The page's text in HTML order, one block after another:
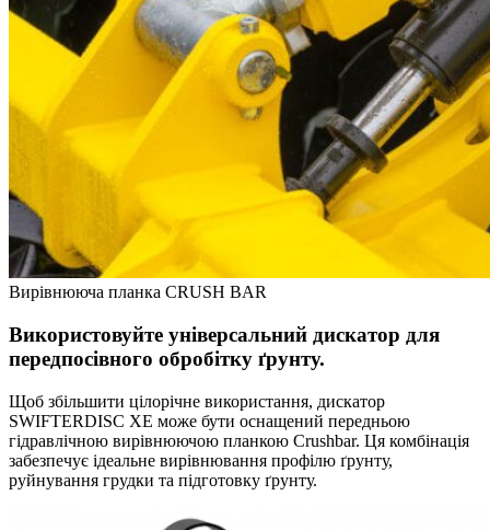
Вирівнююча планка CRUSH BAR
Використовуйте універсальний дискатор для
передпосівного обробітку ґрунту.
Щоб збільшити цілорічне використання, дискатор
SWIFTERDISC XE може бути оснащений передньою
гідравлічною вирівнюючою планкою Crushbar. Ця комбінація
забезпечує ідеальне вирівнювання профілю ґрунту,
руйнування грудки та підготовку ґрунту.